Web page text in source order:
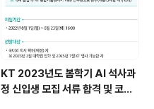
KT 2023년도 봄학기 AI 석사과
정 신입생 모집 서류 합격 및 코딩